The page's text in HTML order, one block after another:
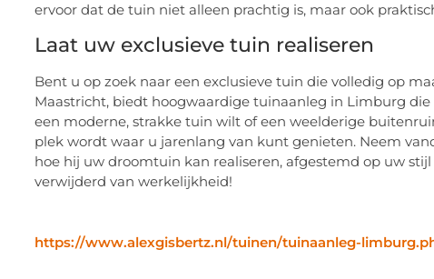
ervoor dat de tuin niet alleen prachtig is, maar ook
Laat uw exclusieve tuin realiseren
Bent u op zoek naar een exclusieve tuin die volledig op
Maastricht, biedt hoogwaardige tuinaanleg in Limburg
een moderne, strakke tuin wilt of een weelderige
plek wordt waar u jarenlang van kunt genieten. Neem
hoe hij uw droomtuin kan realiseren, afgestemd op uw
verwijderd van werkelijkheid!
https://www.alexgisbertz.nl/tuinen/tuinaanleg-